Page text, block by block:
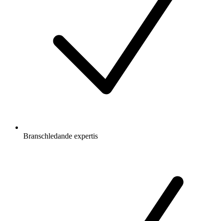
Branschledande expertis